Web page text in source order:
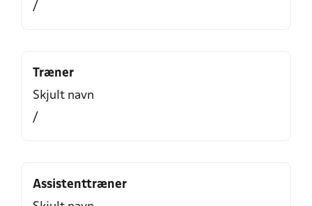
/
Træner
Skjult navn
/
Assistenttræner